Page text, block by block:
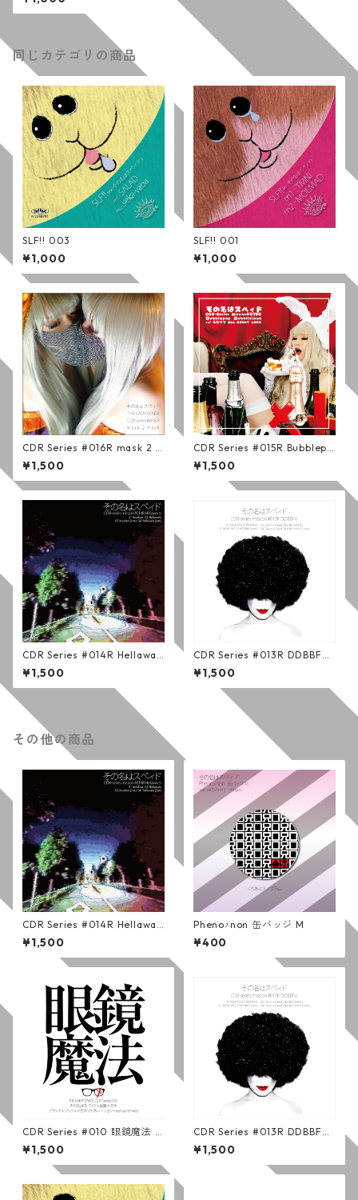
同じカテゴリの商品
SLF!! 003
¥1,000
SLF!! 001
¥1,000
CDR Series #016R mask 2 m
ask (通常版)
¥1,500
CDR Series #015R Bubblepo
p Bubblicious (通常版)
¥1,500
CDR Series #014R Hellawait
s (通常版)
¥1,500
CDR Series #013R DDBBFV
(通常版)
¥1,500
その他の商品
CDR Series #014R Hellawait
s (通常版)
¥1,500
Phenoﾒnon 缶バッジ M
¥400
CDR Series #010 眼鏡魔法 /
その名はスペィド x 装置メガ
ネ
¥1,500
CDR Series #013R DDBBFV
(通常版)
¥1,500